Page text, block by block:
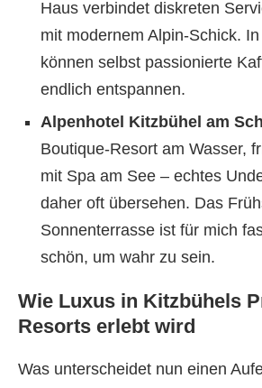
Haus verbindet diskreten
mit modernem Alpin-Schick.
können selbst passionierte
endlich entspannen.
Alpenhotel Kitzbühel am
Boutique-Resort am Wasser,
mit Spa am See – echtes
daher oft übersehen. Das
Sonnenterrasse ist für mich
schön, um wahr zu sein.
Wie Luxus in Kitzbühels
Resorts erlebt wird
Was unterscheidet nun einen